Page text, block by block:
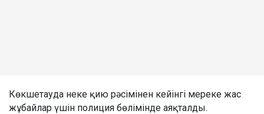
Көкшетауда неке қию рәсімінен кейінгі мереке жас
жұбайлар үшін полиция бөлімінде аяқталды.